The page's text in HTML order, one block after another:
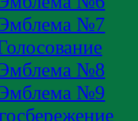
№7
№8
№9